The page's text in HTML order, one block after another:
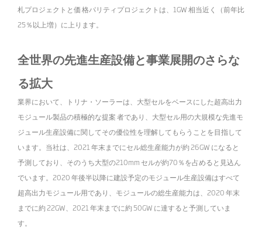
札プロジェクトと価 格パリティプロジェクトは、1GW 相当近く（前年比
25％以上増）に上ります。
全世界の先進生産設備と事業展開のさらな
る拡大
業界において、トリナ・ソーラーは、大型セルをベースにした超高出力
モジュール製品の積極的な提案 者であり、大型セル用の大規模な先進モ
ジュール生産設備に関してその優位性を理解してもらうことを目指して
います。当社は、2021 年末までにセル総生産能力が約 26GW になると
予測しており、そのうち大型の210mm セルが約70％を占めると見込ん
でいます。2020 年後半以降に建設予定のモジュール生産設備はすべて
超高出力モジュール用であり、モジュールの総生産能力は、2020 年末
までに約 22GW、2021 年末までに約 50GW に達すると予測していま
す。